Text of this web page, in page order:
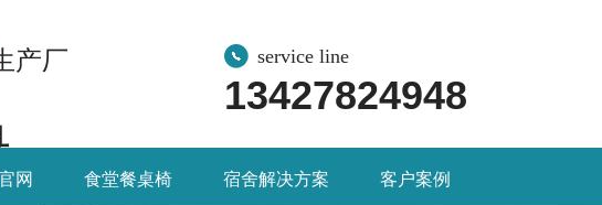
产厂
service line
13427824948
网 食堂餐桌椅 宿舍解决方案 客户案例